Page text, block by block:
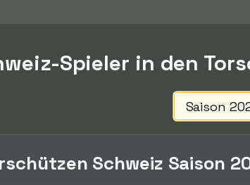
Spieler in den
Schweiz Saison